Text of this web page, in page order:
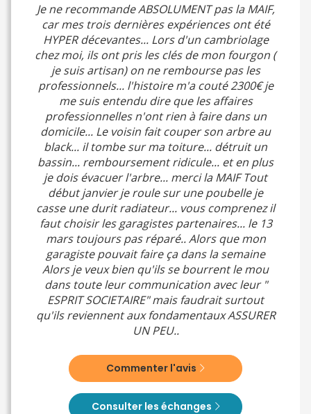
Je ne recommande ABSOLUMENT pas la MAIF,
car mes trois dernières expériences ont été
HYPER décevantes... Lors d'un cambriolage
chez moi, ils ont pris les clés de mon fourgon (
je suis artisan) on ne rembourse pas les
professionnels... l'histoire m'a couté 2300€ je
me suis entendu dire que les affaires
professionnelles n'ont rien à faire dans un
domicile... Le voisin fait couper son arbre au
black... il tombe sur ma toiture... détruit un
bassin... remboursement ridicule... et en plus
je dois évacuer l'arbre... merci la MAIF Tout
début janvier je roule sur une poubelle je
casse une durit radiateur... vous comprenez il
faut choisir les garagistes partenaires... le 13
mars toujours pas réparé.. Alors que mon
garagiste pouvait faire ça dans la semaine
Alors je veux bien qu'ils se bourrent le mou
dans toute leur communication avec leur "
ESPRIT SOCIETAIRE" mais faudrait surtout
qu'ils reviennent aux fondamentaux ASSURER
UN PEU..
Commenter l'avis
Consulter les échanges